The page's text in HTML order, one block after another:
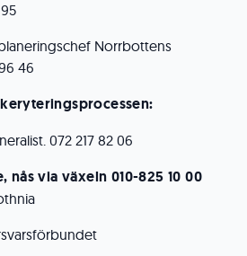
Norrbottens
46
072 217 82 06
nås via växeln 010-825 10 00